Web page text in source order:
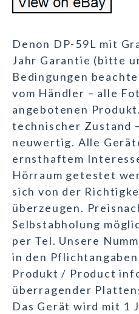
Denon DP-59L mit
Jahr Garantie (bitte
Bedingungen
vom Händler – alle
angebotenen
technischer Zustand
neuwertig. Alle
ernsthaftem
Hörraum getestet
sich von der
überzeugen.
Selbstabholung
per Tel. Unsere
in den
Produkt / Product
überragender
Das Gerät wird mit 1